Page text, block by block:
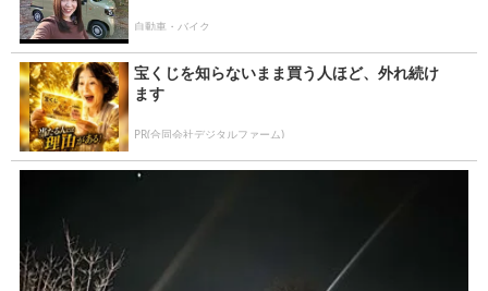
自動車・バイク
宝くじを知らないまま買う人ほど、外れ続け
ます
PR(合同会社デジタルファーム)